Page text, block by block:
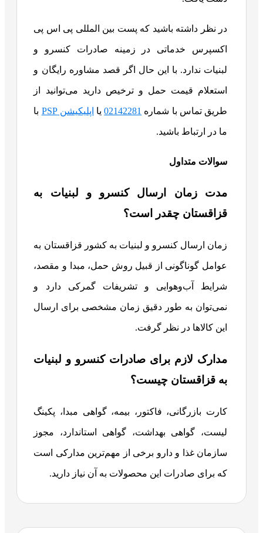
در نظر داشته باشید که پست بین المللی پی اس پی
اکسپرس خدماتی در زمینه صادرات کنسرو و
لبنیات ندارد. با این حال اگر قصد مشاوره رایگان و
استعلام قیمت حمل و ترخیص دارید می‌توانید از
طریق تماس با شماره 02142281یا اپلیکیشن PSP با
ما در ارتباط باشید.
سوالات متداول
مدت زمان ارسال کنسرو و لبنیات به
قزاقستان چقدر است؟
زمان ارسال کنسرو و لبنیات به کشور قزاقستان به
عوامل گوناگونی از قبیل روش حمل، مبدا و مقصد،
شرایط آب‌وهوایی و تشریفات گمرکی دارد و
نمی‌توان به طور دقیق زمان مشخصی برای ارسال
این کالاها در نظر گرفت.
مدارک لازم برای صادرات کنسرو و لبنیات
به قزاقستان چیست؟
کارت بازرگانی، فاکتور، بیمه، گواهی مبدا، پکینگ
لیست، گواهی بهداشت، گواهی استاندارد، مجوز
سازمان غذا و دارو برخی از مهم‌ترین مدارکی است
که برای صادرات این محصولات به آن نیاز دارید.